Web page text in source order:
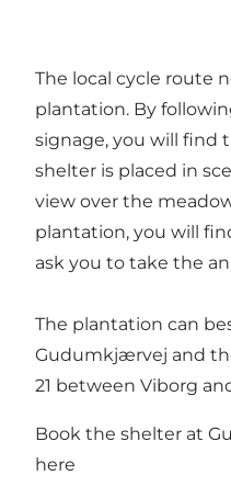
The local cycle route
plantation. By
signage, you will find
shelter is placed in
view over the
plantation, you will
ask you to take the
The plantation can
Gudumkjærvej and
21 between Viborg
Book the shelter at
here